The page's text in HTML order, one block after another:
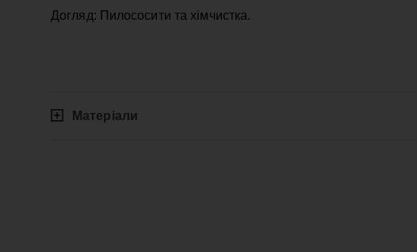
Догляд: Пилососити та хімчистка.
Матеріали